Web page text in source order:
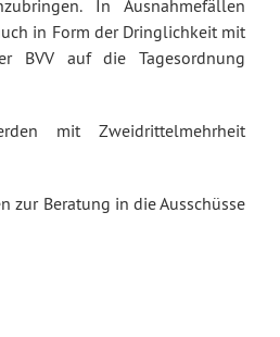
In Ausnahmefällen
in Form der Dringlichkeit mit
BVV auf die Tagesordnung
mit Zweidrittelmehrheit
zur Beratung in die Ausschüsse